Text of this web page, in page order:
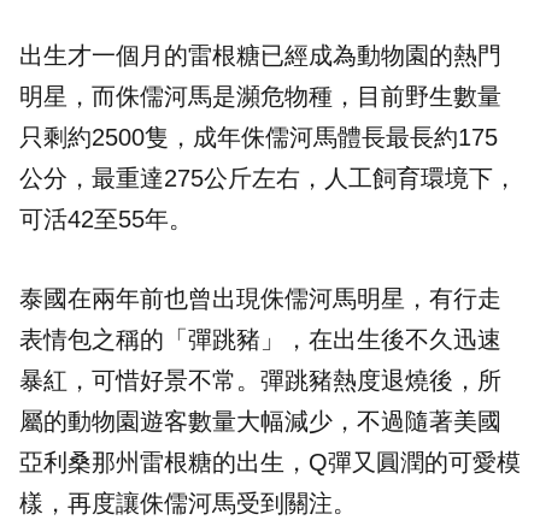
出生才一個月的雷根糖已經成為動物園的熱門
明星，而侏儒河馬是瀕危物種，目前野生數量
只剩約2500隻，成年侏儒河馬體長最長約175
公分，最重達275公斤左右，人工飼育環境下，
可活42至55年。
泰國在兩年前也曾出現侏儒河馬明星，有行走
表情包之稱的「彈跳豬」，在出生後不久迅速
暴紅，可惜好景不常。彈跳豬熱度退燒後，所
屬的動物園遊客數量大幅減少，不過隨著美國
亞利桑那州雷根糖的出生，Q彈又圓潤的可愛模
樣，再度讓侏儒河馬受到關注。